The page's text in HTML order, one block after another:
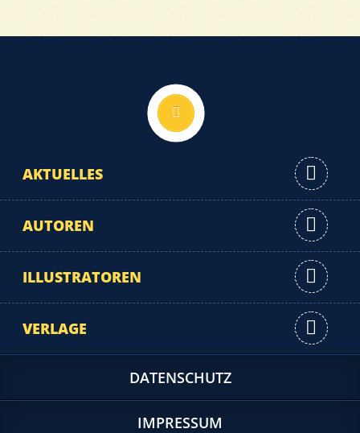
AKTUELLES
AUTOREN
ILLUSTRATOREN
VERLAGE
DATENSCHUTZ
IMPRESSUM